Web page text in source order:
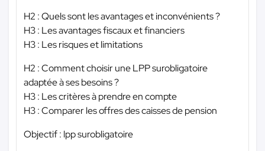
H2 : Quels sont les avantages et inconvénients ?
H3 : Les avantages fiscaux et financiers
H3 : Les risques et limitations
H2 : Comment choisir une LPP surobligatoire
adaptée à ses besoins ?
H3 : Les critères à prendre en compte
H3 : Comparer les offres des caisses de pension
Objectif : lpp surobligatoire